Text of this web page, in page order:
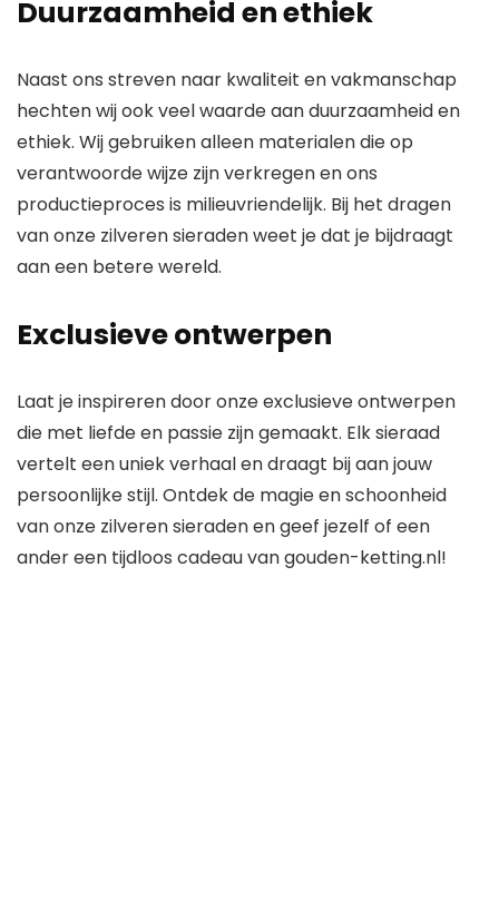
Duurzaamheid en ethiek
Naast ons streven naar kwaliteit en vakmanschap
hechten wij ook veel waarde aan duurzaamheid en
ethiek. Wij gebruiken alleen materialen die op
verantwoorde wijze zijn verkregen en ons
productieproces is milieuvriendelijk. Bij het dragen
van onze zilveren sieraden weet je dat je bijdraagt
aan een betere wereld.
Exclusieve ontwerpen
Laat je inspireren door onze exclusieve ontwerpen
die met liefde en passie zijn gemaakt. Elk sieraad
vertelt een uniek verhaal en draagt bij aan jouw
persoonlijke stijl. Ontdek de magie en schoonheid
van onze zilveren sieraden en geef jezelf of een
ander een tijdloos cadeau van gouden-ketting.nl!